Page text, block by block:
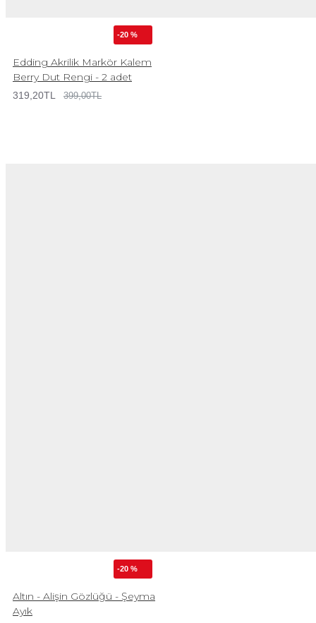
-20 %
Edding Akrilik Markör Kalem
Berry Dut Rengi - 2 adet
319,20TL 399,00TL
-20 %
Altın - Alişin Gözlüğü - Şeyma
Ayık